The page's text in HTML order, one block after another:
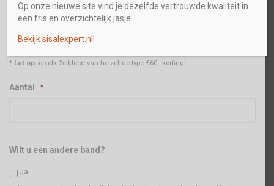
* Let op: op elk 2e kleed van hetzelfde type €60,- korting!
Aantal *
Wilt u een andere band?
Ja
Op onze nieuwe site vind je dezelfde vertrouwde kwaliteit in
een fris en overzichtelijk jasje.
Bekijk sisalexpert.nl!